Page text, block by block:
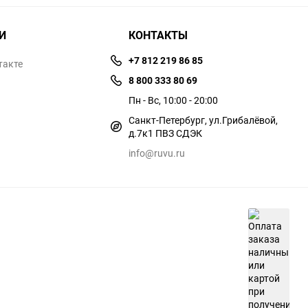
КОНТАКТЫ
+7 812 219 86 85
8 800 333 80 69
Пн - Вс, 10:00 - 20:00
Санкт-Петербург, ул.​​Грибалёвой,
д.7к1 ПВЗ СДЭК
info@ruvu.ru